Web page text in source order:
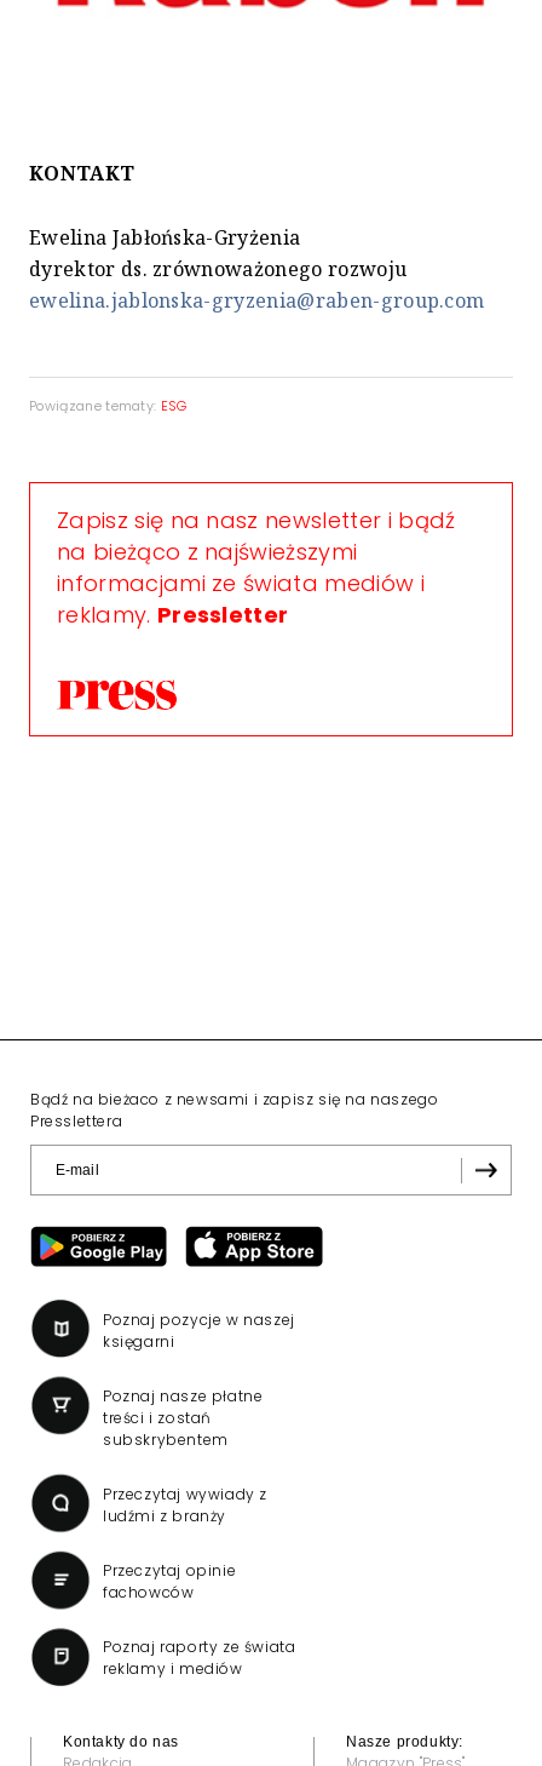
KONTAKT
Ewelina Jabłońska-Gryżenia
dyrektor ds. zrównoważonego rozwoju
ewelina.jablonska-gryzenia@raben-group.com
Powiązane tematy: ESG
Zapisz się na nasz newsletter i bądź
na bieżąco z najświeższymi
informacjami ze świata mediów i
reklamy. Pressletter
Bądź na bieżaco z newsami i zapisz się na naszego
Presslettera
Poznaj pozycje w naszej
księgarni
Poznaj nasze płatne
treści i zostań
subskrybentem
Przeczytaj wywiady z
ludźmi z branży
Przeczytaj opinie
fachowców
Poznaj raporty ze świata
reklamy i mediów
Kontakty do nas Nasze produkty: